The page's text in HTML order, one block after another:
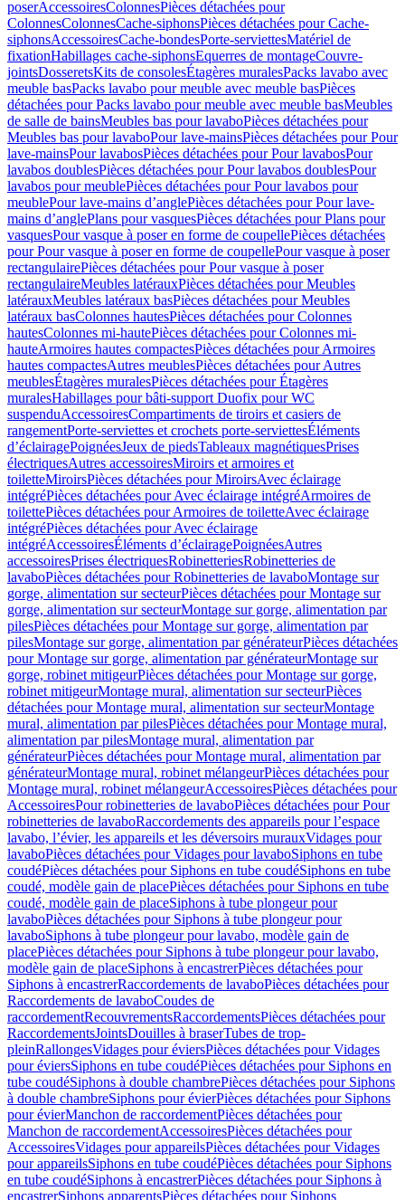
poserAccessoiresColonnesPièces détachées pour
ColonnesColonnesCache-siphonsPièces détachées pour Cache-
siphonsAccessoiresCache-bondesPorte-serviettesMatériel de
fixationHabillages cache-siphonsEquerres de montageCouvre-
jointsDosseretsKits de consolesÉtagères muralesPacks lavabo avec
meuble basPacks lavabo pour meuble avec meuble basPièces
détachées pour Packs lavabo pour meuble avec meuble basMeubles
de salle de bainsMeubles bas pour lavaboPièces détachées pour
Meubles bas pour lavaboPour lave-mainsPièces détachées pour Pour
lave-mainsPour lavabosPièces détachées pour Pour lavabosPour
lavabos doublesPièces détachées pour Pour lavabos doublesPour
lavabos pour meublePièces détachées pour Pour lavabos pour
meublePour lave-mains d’anglePièces détachées pour Pour lave-
mains d’anglePlans pour vasquesPièces détachées pour Plans pour
vasquesPour vasque à poser en forme de coupellePièces détachées
pour Pour vasque à poser en forme de coupellePour vasque à poser
rectangulairePièces détachées pour Pour vasque à poser
rectangulaireMeubles latérauxPièces détachées pour Meubles
latérauxMeubles latéraux basPièces détachées pour Meubles
latéraux basColonnes hautesPièces détachées pour Colonnes
hautesColonnes mi-hautePièces détachées pour Colonnes mi-
hauteArmoires hautes compactesPièces détachées pour Armoires
hautes compactesAutres meublesPièces détachées pour Autres
meublesÉtagères muralesPièces détachées pour Étagères
muralesHabillages pour bâti-support Duofix pour WC
suspenduAccessoiresCompartiments de tiroirs et casiers de
rangementPorte-serviettes et crochets porte-serviettesÉléments
d’éclairagePoignéesJeux de piedsTableaux magnétiquesPrises
électriquesAutres accessoiresMiroirs et armoires et
toiletteMiroirsPièces détachées pour MiroirsAvec éclairage
intégréPièces détachées pour Avec éclairage intégréArmoires de
toilettePièces détachées pour Armoires de toiletteAvec éclairage
intégréPièces détachées pour Avec éclairage
intégréAccessoiresÉléments d’éclairagePoignéesAutres
accessoiresPrises électriquesRobinetteriesRobinetteries de
lavaboPièces détachées pour Robinetteries de lavaboMontage sur
gorge, alimentation sur secteurPièces détachées pour Montage sur
gorge, alimentation sur secteurMontage sur gorge, alimentation par
pilesPièces détachées pour Montage sur gorge, alimentation par
pilesMontage sur gorge, alimentation par générateurPièces détachées
pour Montage sur gorge, alimentation par générateurMontage sur
gorge, robinet mitigeurPièces détachées pour Montage sur gorge,
robinet mitigeurMontage mural, alimentation sur secteurPièces
détachées pour Montage mural, alimentation sur secteurMontage
mural, alimentation par pilesPièces détachées pour Montage mural,
alimentation par pilesMontage mural, alimentation par
générateurPièces détachées pour Montage mural, alimentation par
générateurMontage mural, robinet mélangeurPièces détachées pour
Montage mural, robinet mélangeurAccessoiresPièces détachées pour
AccessoiresPour robinetteries de lavaboPièces détachées pour Pour
robinetteries de lavaboRaccordements des appareils pour l’espace
lavabo, l’évier, les appareils et les déversoirs murauxVidages pour
lavaboPièces détachées pour Vidages pour lavaboSiphons en tube
coudéPièces détachées pour Siphons en tube coudéSiphons en tube
coudé, modèle gain de placePièces détachées pour Siphons en tube
coudé, modèle gain de placeSiphons à tube plongeur pour
lavaboPièces détachées pour Siphons à tube plongeur pour
lavaboSiphons à tube plongeur pour lavabo, modèle gain de
placePièces détachées pour Siphons à tube plongeur pour lavabo,
modèle gain de placeSiphons à encastrerPièces détachées pour
Siphons à encastrerRaccordements de lavaboPièces détachées pour
Raccordements de lavaboCoudes de
raccordementRecouvrementsRaccordementsPièces détachées pour
RaccordementsJointsDouilles à braserTubes de trop-
pleinRallongesVidages pour éviersPièces détachées pour Vidages
pour éviersSiphons en tube coudéPièces détachées pour Siphons en
tube coudéSiphons à double chambrePièces détachées pour Siphons
à double chambreSiphons pour évierPièces détachées pour Siphons
pour évierManchon de raccordementPièces détachées pour
Manchon de raccordementAccessoiresPièces détachées pour
AccessoiresVidages pour appareilsPièces détachées pour Vidages
pour appareilsSiphons en tube coudéPièces détachées pour Siphons
en tube coudéSiphons à encastrerPièces détachées pour Siphons à
encastrerSiphons apparentsPièces détachées pour Siphons